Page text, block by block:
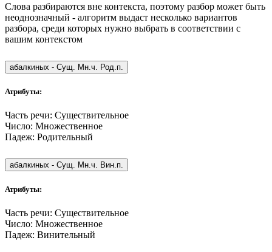
Слова разбираются вне контекста, поэтому разбор может быть
неоднозначный - алгоритм выдаст несколько вариантов
разбора, среди которых нужно выбрать в соответствии с
вашим контекстом
абалкиных - Сущ. Мн.ч. Род.п.
Атрибуты:
Часть речи: Существительное
Число: Множественное
Падеж: Родительный
абалкиных - Сущ. Мн.ч. Вин.п.
Атрибуты:
Часть речи: Существительное
Число: Множественное
Падеж: Винительный